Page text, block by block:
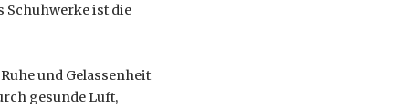
Schuhwerke ist die
und Gelassenheit
gesunde Luft,